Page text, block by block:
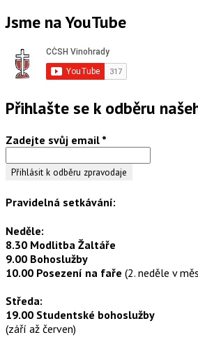
Jsme na YouTube
Přihlašte se k odběru
Zadejte svůj email *
Pravidelná setkávání:
Neděle:
8.30 Modlitba Žaltáře
9.00 Bohoslužby
10.00 Posezení na faře (2. neděle v
Středa:
19.00 Studentské bohoslužby
(září až červen)